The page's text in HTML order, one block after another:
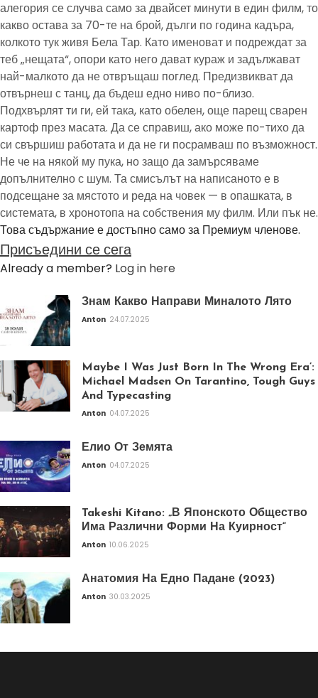
алегория се случва само за двайсет минути в един филм, то
какво остава за 70-те на брой, дълги по година кадъра,
колкото тук живя Бела Тар. Като именоват и подреждат за
теб „нещата“, опори като него дават кураж и задължават
най-малкото да не отвръщаш поглед. Предизвикват да
отвърнеш с танц, да бъдеш едно ниво по-близо.
Подхвърлят ти ги, ей така, като обелен, още парещ сварен
картоф през масата. Да се справиш, ако може по-тихо да
си свършиш работата и да не ги посрамваш по възможност.
Не че на някой му пука, но защо да замърсяваме
допълнително с шум. Та смисълът на написаното е в
подсещане за мястото и реда на човек — в опашката, в
системата, в хронотопа на собствения му филм. Или пък не.
Това съдържание е достъпно само за Премиум членове.
Присъедини се сега
Already a member? Log in here
Знам Какво Направи Миналото Лято
Anton 24.07.2025
Maybe I Was Just Born In The Wrong Era’:
Michael Madsen On Tarantino, Tough Guys
And Typecasting
Anton 04.07.2025
Елио От Земята
Anton 04.07.2025
Takeshi Kitano: „В Японското Общество
Има Различни Форми На Куирност“
Anton 10.06.2025
Анатомия На Едно Падане (2023)
Anton 30.03.2025